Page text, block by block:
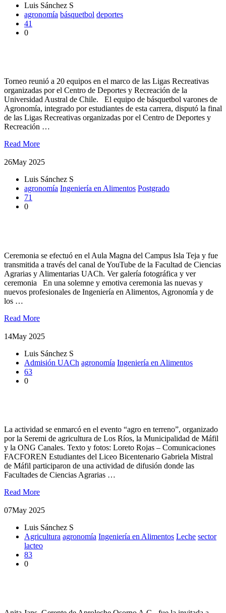
Luis Sánchez S
agronomía básquetbol deportes
41
0
Torneo reunió a 20 equipos en el marco de las Ligas Recreativas
organizadas por el Centro de Deportes y Recreación de la
Universidad Austral de Chile. El equipo de básquetbol varones de
Agronomía, integrado por estudiantes de esta carrera, disputó la final
de las Ligas Recreativas organizadas por el Centro de Deportes y
Recreación …
Read More
26May 2025
Luis Sánchez S
agronomía Ingeniería en Alimentos Postgrado
71
0
Ceremonia se efectuó en el Aula Magna del Campus Isla Teja y fue
transmitida a través del canal de YouTube de la Facultad de Ciencias
Agrarias y Alimentarias UACh. Ver galería fotográfica y ver
ceremonia En una solemne y emotiva ceremonia las nuevas y
nuevos profesionales de Ingeniería en Alimentos, Agronomía y de
los …
Read More
14May 2025
Luis Sánchez S
Admisión UACh agronomía Ingeniería en Alimentos
63
0
La actividad se enmarcó en el evento “agro en terreno”, organizado
por la Seremi de agricultura de Los Ríos, la Municipalidad de Máfil
y la ONG Canales. Texto y fotos: Loreto Rojas – Comunicaciones
FACFOREN Estudiantes del Liceo Bicentenario Gabriela Mistral
de Máfil participaron de una actividad de difusión donde las
Facultades de Ciencias Agrarias …
Read More
07May 2025
Luis Sánchez S
Agricultura agronomía Ingeniería en Alimentos Leche sector
lacteo
83
0